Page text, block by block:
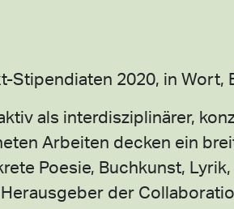
2020, in Wort,
als interdisziplinärer,
Arbeiten decken ein
Poesie, Buchkunst,
der